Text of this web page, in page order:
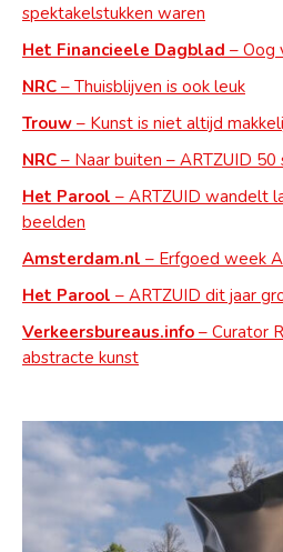
spektakelstukken waren
Het Financieele Dagblad – Oog
NRC – Thuisblijven is ook leuk
Trouw – Kunst is niet altijd
NRC – Naar buiten – ARTZUID 50
Het Parool – ARTZUID wandelt
beelden
Amsterdam.nl – Erfgoed week
Het Parool – ARTZUID dit jaar
Verkeersbureaus.info – Curator
abstracte kunst